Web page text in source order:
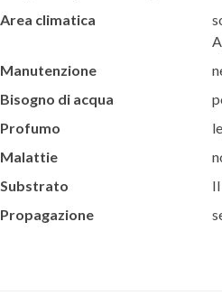
Area climatica
Manutenzione
Bisogno di acqua
Profumo
Malattie
Substrato
Propagazione